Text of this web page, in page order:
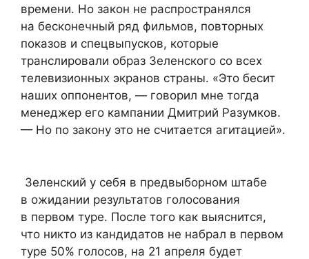
времени. Но закон не распространялся
на бесконечный ряд фильмов, повторных
показов и спецвыпусков, которые
транслировали образ Зеленского со всех
телевизионных экранов страны. «Это бесит
наших оппонентов, — говорил мне тогда
менеджер его кампании Дмитрий Разумков.
— Но по закону это не считается агитацией».
Зеленский у себя в предвыборном штабе
в ожидании результатов голосования
в первом туре. После того как выяснится,
что никто из кандидатов не набрал в первом
туре 50% голосов, на 21 апреля будет